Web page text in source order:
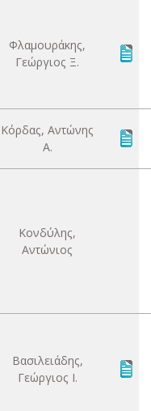
Φλαμουράκης,
Γεώργιος Ξ.
Κόρδας, Αντώνης
Α.
Κονδύλης,
Αντώνιος
Βασιλειάδης,
Γεώργιος Ι.